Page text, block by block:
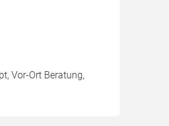
Vor-Ort Beratung,